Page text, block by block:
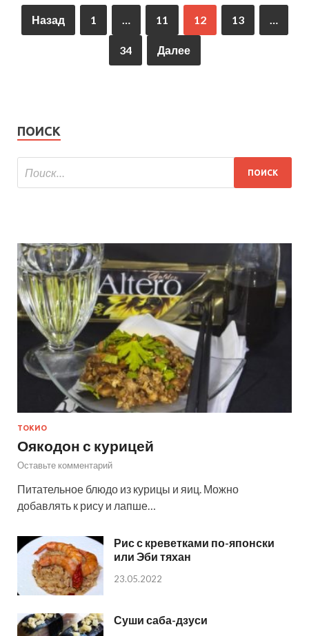
Назад 1 … 11 12 13 …
34 Далее
ПОИСК
ТОКИО
Оякодон с курицей
Оставьте комментарий
Питательное блюдо из курицы и яиц. Можно
добавлять к рису и лапше…
Рис с креветками по-японски
или Эби тяхан
23.05.2022
Суши саба-дзуси